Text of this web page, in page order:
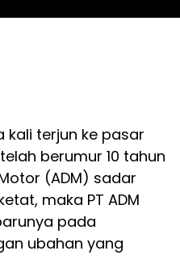
kali terjun ke pasar
berumur 10 tahun
(ADM) sadar
maka PT ADM
pada
ubahan yang